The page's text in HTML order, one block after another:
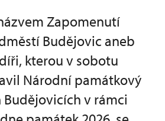
Zapomenutí
Budějovic aneb
kterou v sobotu
Národní památkový
Budějovicích v rámci